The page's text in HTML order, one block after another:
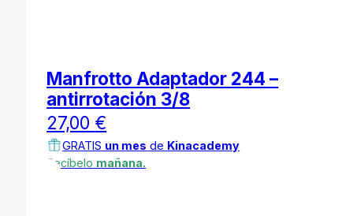
Manfrotto Adaptador 244 –
antirrotación 3/8
27,00 €
GRATIS un mes de Kinacademy
Recíbelo mañana.